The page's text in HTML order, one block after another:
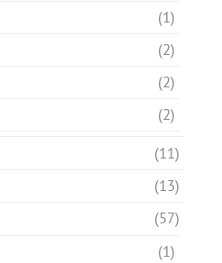
(1)
(2)
(2)
(2)
(11)
(13)
(57)
(1)